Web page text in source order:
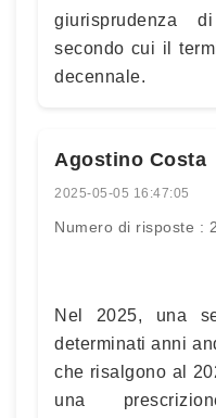
giurisprudenza
secondo cui il
decennale.
Agostino Costa
2025-05-05 16:47:05
Numero di risposte :
Nel 2025, una
determinati anni
che risalgono al
una